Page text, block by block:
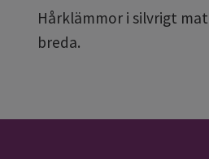
Hårklämmor i silvrigt
breda.